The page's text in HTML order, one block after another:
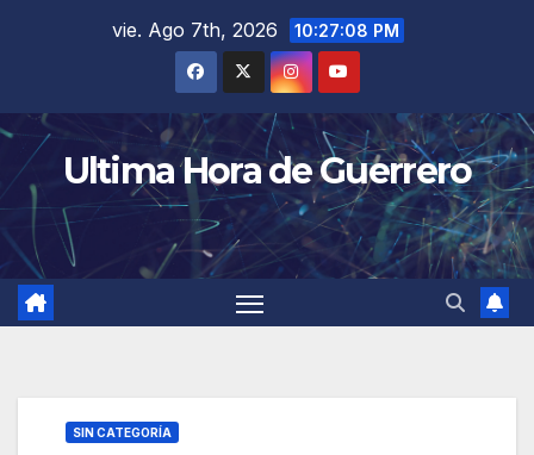
vie. Ago 7th, 2026 10:27:08 PM
Ultima Hora de Guerrero
SIN CATEGORÍA